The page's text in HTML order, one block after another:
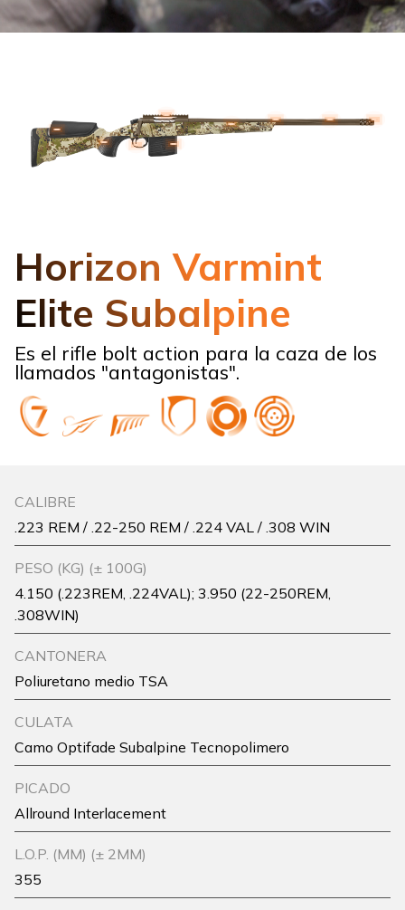
Horizon Varmint
Elite Subalpine
Es el rifle bolt action para la caza de los
llamados "antagonistas".
CALIBRE
.223 REM / .22-250 REM / .224 VAL / .308 WIN
PESO (KG) (± 100G)
4.150 (.223REM, .224VAL); 3.950 (22-250REM,
.308WIN)
CANTONERA
Poliuretano medio TSA
CULATA
Camo Optifade Subalpine Tecnopolimero
PICADO
Allround Interlacement
L.O.P. (MM) (± 2MM)
355